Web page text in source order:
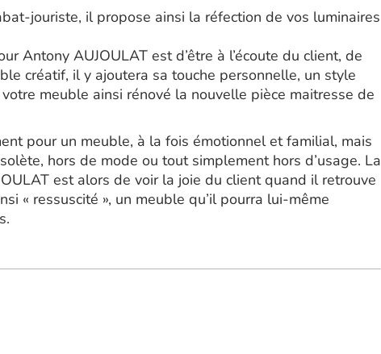
jouriste, il propose ainsi la réfection de vos luminaires
Antony AUJOULAT est d’être à l’écoute du client, de
créatif, il y ajoutera sa touche personnelle, un style
meuble ainsi rénové la nouvelle pièce maitresse de
pour un meuble, à la fois émotionnel et familial, mais
hors de mode ou tout simplement hors d’usage. La
est alors de voir la joie du client quand il retrouve
« ressuscité », un meuble qu’il pourra lui-même